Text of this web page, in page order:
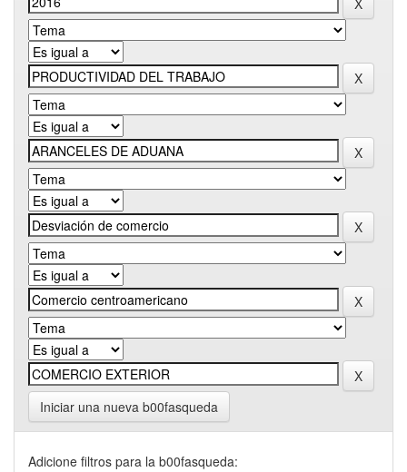
Iniciar una nueva b00fasqueda
Adicione filtros para la b00fasqueda: